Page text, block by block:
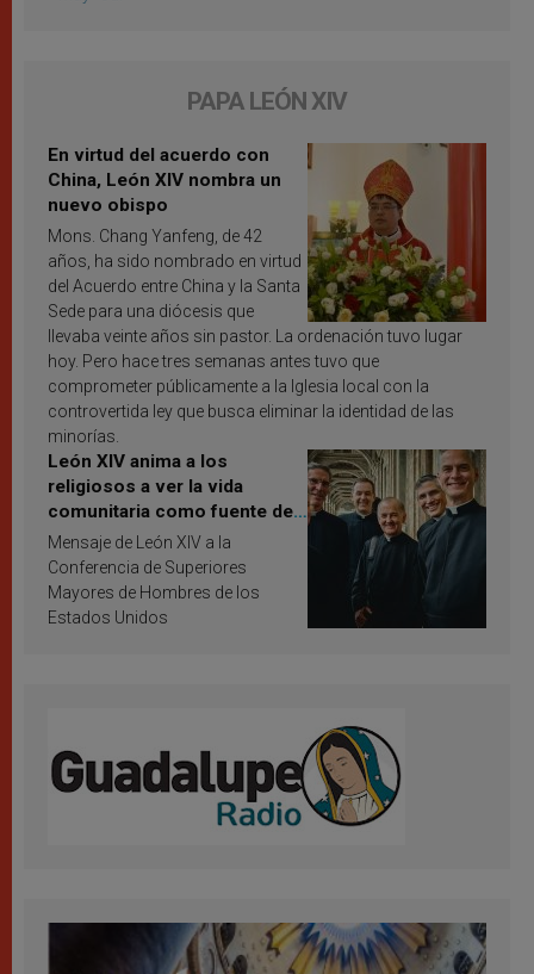
PAPA LEÓN XIV
En virtud del acuerdo con
China, León XIV nombra un
nuevo obispo
Mons. Chang Yanfeng, de 42
años, ha sido nombrado en virtud
del Acuerdo entre China y la Santa
Sede para una diócesis que
llevaba veinte años sin pastor. La ordenación tuvo lugar
hoy. Pero hace tres semanas antes tuvo que
comprometer públicamente a la Iglesia local con la
controvertida ley que busca eliminar la identidad de las
minorías.
León XIV anima a los
religiosos a ver la vida
comunitaria como fuente de
inspiración y santificación
Mensaje de León XIV a la
Conferencia de Superiores
Mayores de Hombres de los
Estados Unidos